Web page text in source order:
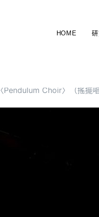
HOME
〈Pendulum Choir〉（搖擺唱